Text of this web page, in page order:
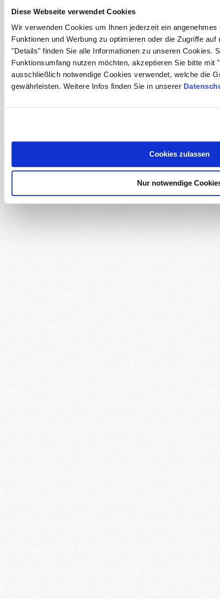
Diese Webseite verwendet Cookies
Wir verwenden Cookies um Ihnen jederzeit ein
Funktionen und Werbung zu optimieren oder die Zugriffe
"Details" finden Sie alle Informationen zu unseren Cookies.
Funktionsumfang nutzen möchten, akzeptieren Sie bitte mit
ausschließlich notwendige Cookies verwendet, welche die
gewährleisten. Weitere Infos finden Sie in unserer
Cookies zulassen
Nur notwendige